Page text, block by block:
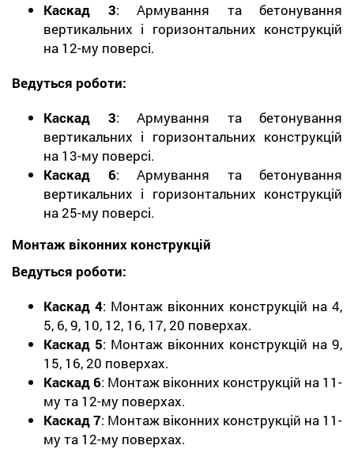
Каскад 3: Армування та бетонування
вертикальних і горизонтальних конструкцій
на 12-му поверсі.
Ведуться роботи:
Каскад 3: Армування та бетонування
вертикальних і горизонтальних конструкцій
на 13-му поверсі.
Каскад 6: Армування та бетонування
вертикальних і горизонтальних конструкцій
на 25-му поверсі.
Монтаж віконних конструкцій
Ведуться роботи:
Каскад 4: Монтаж віконних конструкцій на 4,
5, 6, 9, 10, 12, 16, 17, 20 поверхах.
Каскад 5: Монтаж віконних конструкцій на 9,
15, 16, 20 поверхах.
Каскад 6: Монтаж віконних конструкцій на 11-
му та 12-му поверхах.
Каскад 7: Монтаж віконних конструкцій на 11-
му та 12-му поверхах.